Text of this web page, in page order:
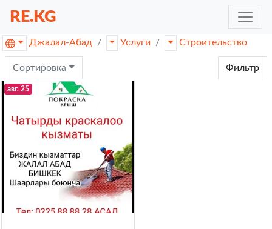
RE.KG
Джалал-Абад Услуги Строительство
Сортировка Фильтр
авг. 25